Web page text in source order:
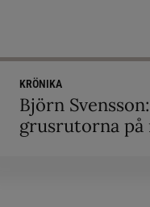
KRÖNIKA
Björn
grusrutorna på